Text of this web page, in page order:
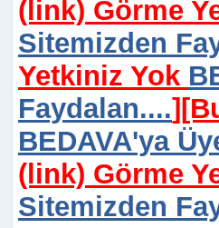
(link) Görme
Sitemizden
Yetkiniz Yok
Faydalan....]
BEDAVA'ya
(link) Görme
Sitemizden